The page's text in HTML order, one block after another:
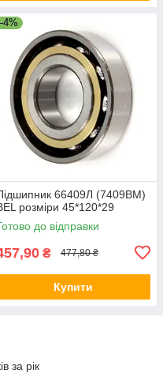
66409Л (7409ВМ)
розміри 45*120*29
до відправки
₴ 477,80 ₴
Купити
за рік